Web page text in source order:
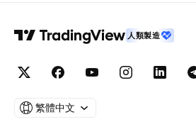
人類製造
繁體中文